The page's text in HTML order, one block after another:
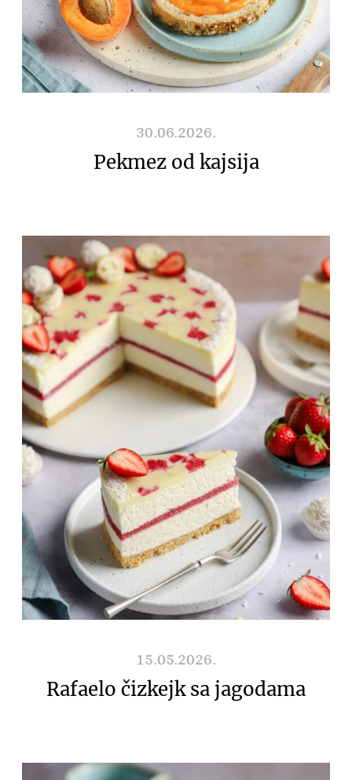
30.06.2026.
Pekmez od kajsija
15.05.2026.
Rafaelo čizkejk sa jagodama